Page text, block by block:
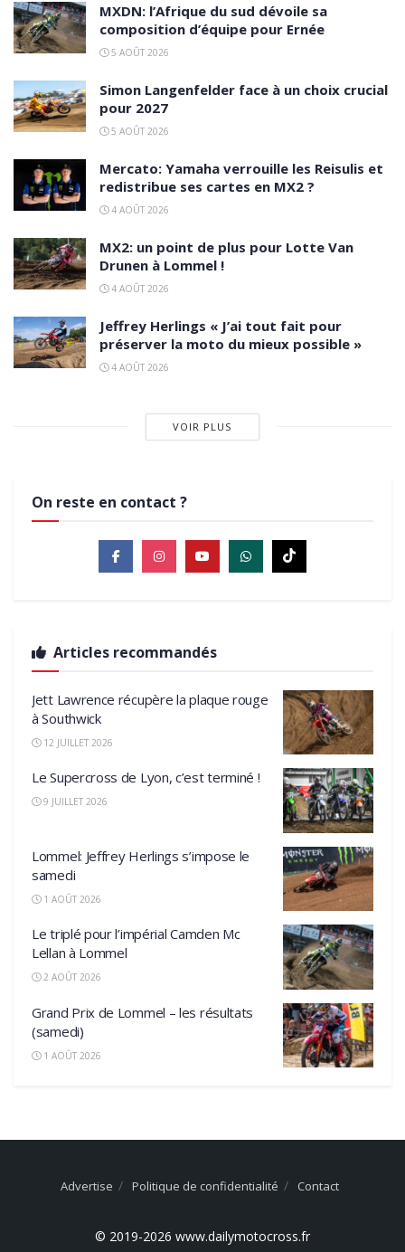
MXDN: l’Afrique du sud dévoile sa
composition d’équipe pour Ernée
5 AOÛT 2026
Simon Langenfelder face à un choix crucial
pour 2027
5 AOÛT 2026
Mercato: Yamaha verrouille les Reisulis et
redistribue ses cartes en MX2 ?
4 AOÛT 2026
MX2: un point de plus pour Lotte Van
Drunen à Lommel !
4 AOÛT 2026
Jeffrey Herlings « J’ai tout fait pour
préserver la moto du mieux possible »
4 AOÛT 2026
VOIR PLUS
On reste en contact ?
Articles recommandés
Jett Lawrence récupère la plaque rouge
à Southwick
12 JUILLET 2026
Le Supercross de Lyon, c’est terminé !
9 JUILLET 2026
Lommel: Jeffrey Herlings s’impose le
samedi
1 AOÛT 2026
Le triplé pour l’impérial Camden Mc
Lellan à Lommel
2 AOÛT 2026
Grand Prix de Lommel – les résultats
(samedi)
1 AOÛT 2026
Advertise Politique de confidentialité Contact
© 2019-2026 www.dailymotocross.fr